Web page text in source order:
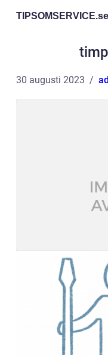
TIPSOMSERVICE.se
30 augusti 2023